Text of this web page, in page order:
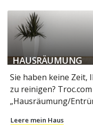
HAUSRÄUMUNG
Sie haben keine Zeit,
zu reinigen?
„Hausräumung/
Leere mein Haus